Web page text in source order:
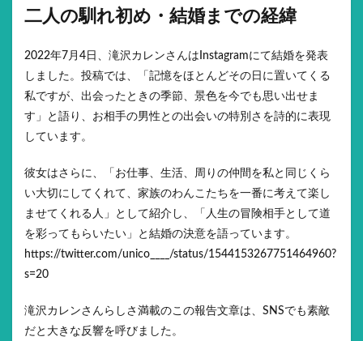
二人の馴れ初め・結婚までの経緯
2022年7月4日、滝沢カレンさんはInstagramにて結婚を発表
しました。投稿では、「記憶をほとんどその日に置いてくる
私ですが、出会ったときの季節、景色を今でも思い出せま
す」と語り、お相手の男性との出会いの特別さを詩的に表現
しています。
彼女はさらに、「お仕事、生活、周りの仲間を私と同じくら
い大切にしてくれて、家族のわんこたちを一番に考えて楽し
ませてくれる人」として紹介し、「人生の冒険相手として道
を彩ってもらいたい」と結婚の決意を語っています。
https://twitter.com/unico____/status/1544153267751464960?
s=20
滝沢カレンさんらしさ満載のこの報告文章は、SNSでも素敵
だと大きな反響を呼びました。